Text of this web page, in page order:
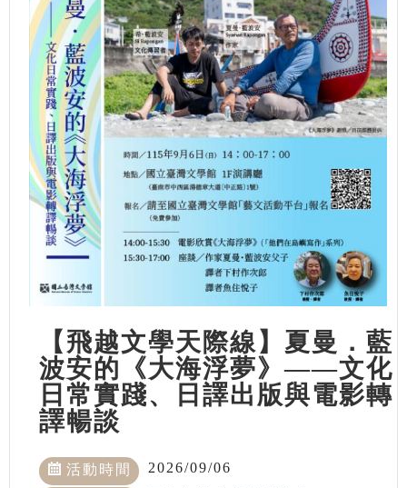
【飛越文學天際線】夏曼．藍
波安的《大海浮夢》——文化
日常實踐、日譯出版與電影轉
譯暢談
活動時間 2026/09/06